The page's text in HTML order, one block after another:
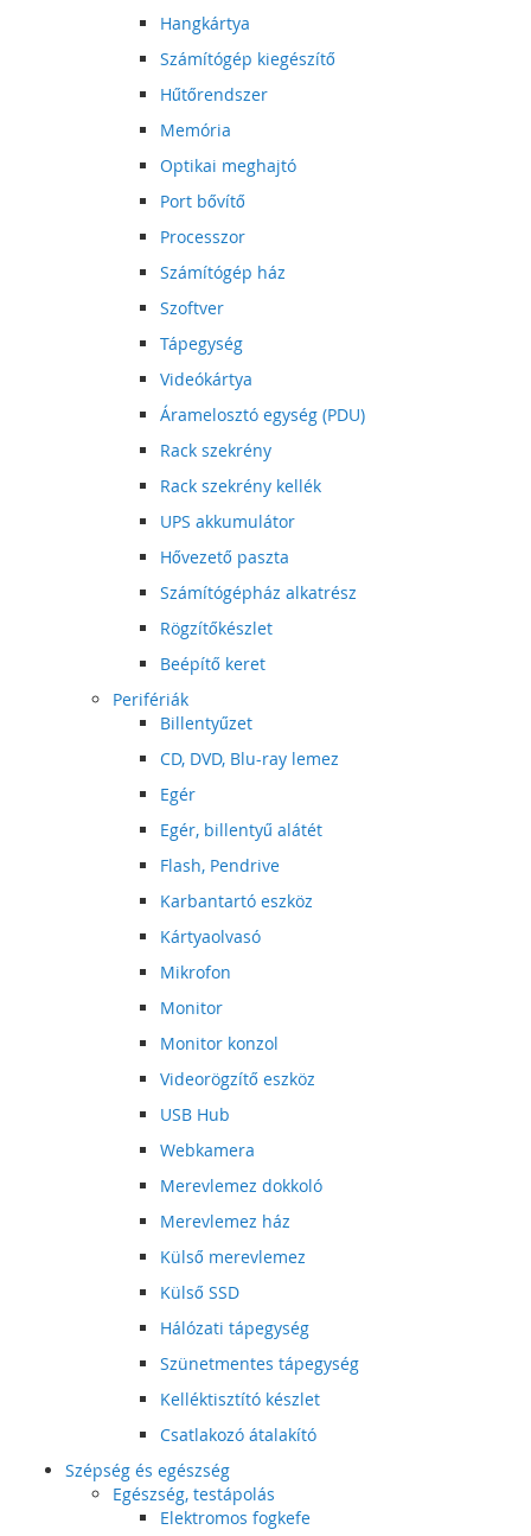
Hangkártya
Számítógép kiegészítő
Hűtőrendszer
Memória
Optikai meghajtó
Port bővítő
Processzor
Számítógép ház
Szoftver
Tápegység
Videókártya
Áramelosztó egység (PDU)
Rack szekrény
Rack szekrény kellék
UPS akkumulátor
Hővezető paszta
Számítógépház alkatrész
Rögzítőkészlet
Beépítő keret
Perifériák
Billentyűzet
CD, DVD, Blu-ray lemez
Egér
Egér, billentyű alátét
Flash, Pendrive
Karbantartó eszköz
Kártyaolvasó
Mikrofon
Monitor
Monitor konzol
Videorögzítő eszköz
USB Hub
Webkamera
Merevlemez dokkoló
Merevlemez ház
Külső merevlemez
Külső SSD
Hálózati tápegység
Szünetmentes tápegység
Kelléktisztító készlet
Csatlakozó átalakító
Szépség és egészség
Egészség, testápolás
Elektromos fogkefe